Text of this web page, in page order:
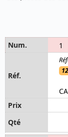
1